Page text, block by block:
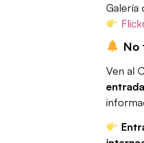
Galería
No
Ven al